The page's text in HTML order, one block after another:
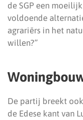
de SGP een
voldoende
agrariërs in het
willen?”
De partij breekt
de Edese kant van